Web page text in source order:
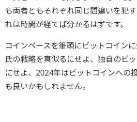
も両者ともそれぞれ同じ間違いを犯
れは時間が経てば分かるはずです。
コインベースを筆頭にビットコイン
氏の戦略を真似るにせよ、独自のビ
にせよ、2024年はビットコインへの
も良いかもしれません。